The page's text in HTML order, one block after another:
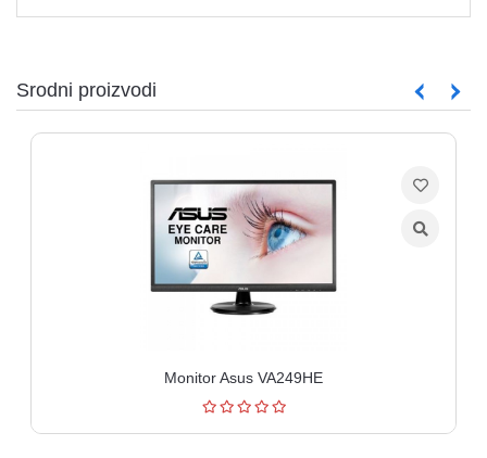
Srodni proizvodi
Monitor Asus VA249HE